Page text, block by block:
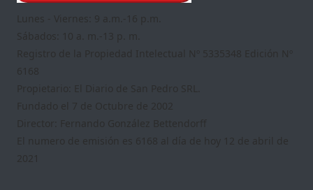
Lunes - Viernes: 9 a.m.-16 p.m.
Sábados: 10 a. m.-13 p. m.
Registro de la Propiedad Intelectual Nº 5335348 Edición Nº
6168
Propietario: El Diario de San Pedro SRL.
Fundado el 7 de Octubre de 2002
Director: Fernando González Bettendorff
El numero de emisión es 6168 al día de hoy 12 de abril de
2021